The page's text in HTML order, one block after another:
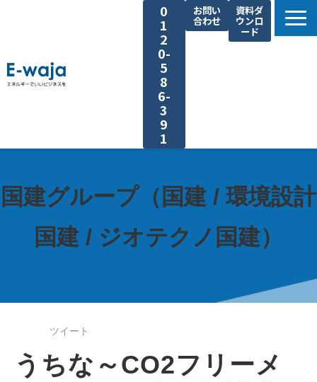
0
1
2
0-
5
8
6-
3
9
1
お問い
合わせ
資料ダ
ウンロ
ード
サービス一覧
業種別ご提案
課題別ご提案
国建グループ（国建 / 環境設計
国建 / ジオテクノ国建）
ツイート
うちな～CO2フリーメ